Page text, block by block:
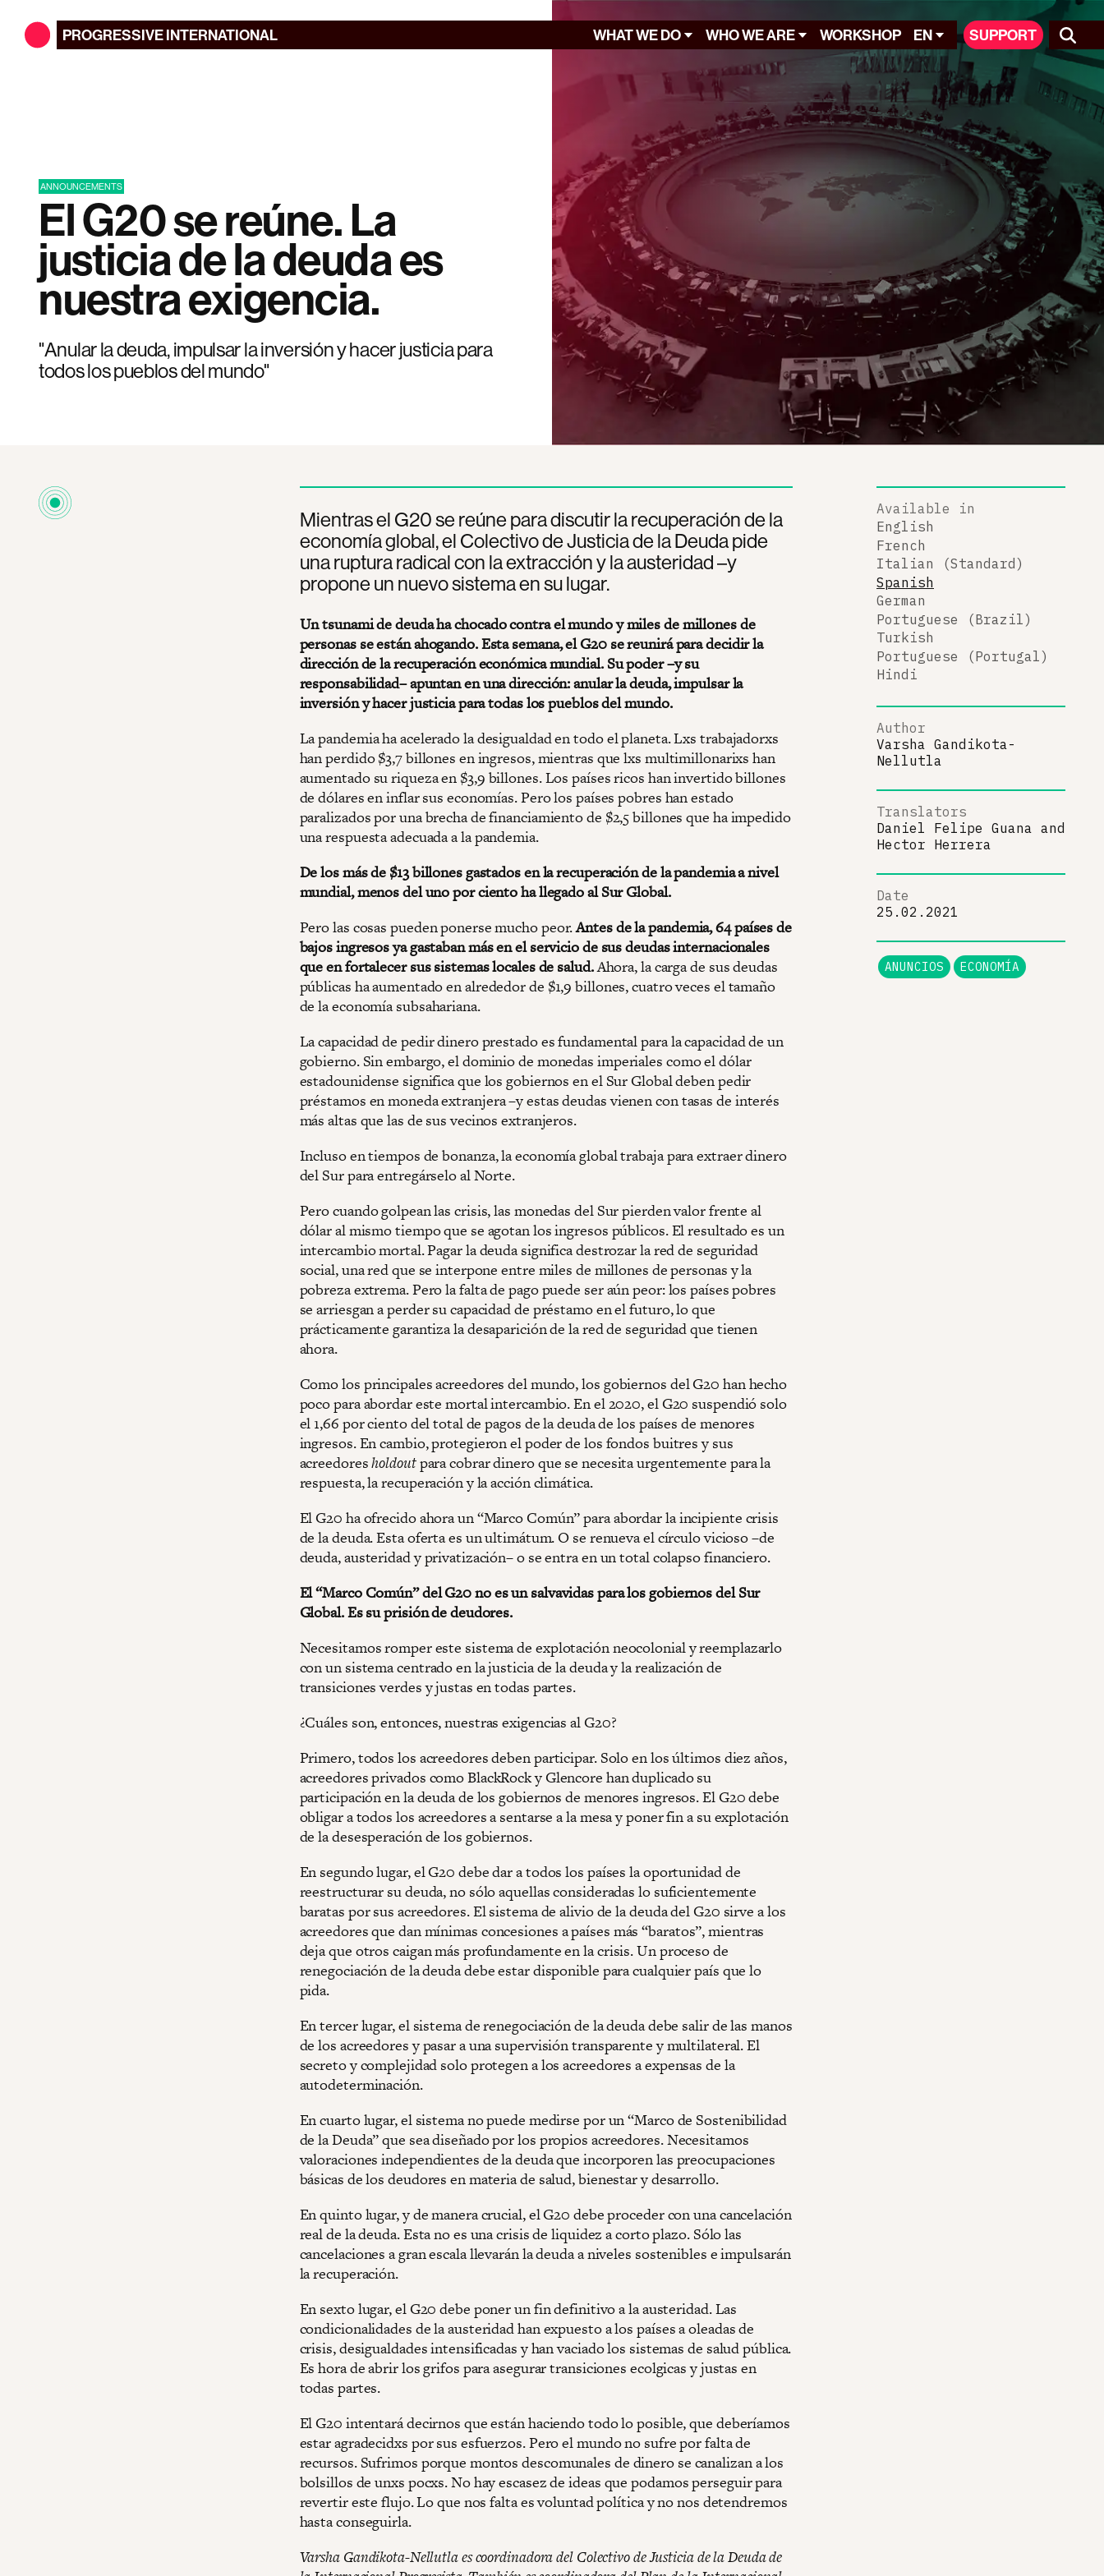
PROGRESSIVEINTERNATIONAL WHAT WE DO WHO WE ARE WORKSHOP EN SUPPORT
ANNOUNCEMENTS
El G20 se reúne. La
justicia de la deuda es
nuestra exigencia.
"Anular la deuda, impulsar la inversión y hacer justicia para
todos los pueblos del mundo"
Mientras el G20 se reúne para discutir la recuperación de la
economía global, el Colectivo de Justicia de la Deuda pide
una ruptura radical con la extracción y la austeridad –y
propone un nuevo sistema en su lugar.
Un tsunami de deuda ha chocado contra el mundo y miles de millones de
personas se están ahogando. Esta semana, el G20 se reunirá para decidir la
dirección de la recuperación económica mundial. Su poder –y su
responsabilidad– apuntan en una dirección: anular la deuda, impulsar la
inversión y hacer justicia para todas los pueblos del mundo.
La pandemia ha acelerado la desigualdad en todo el planeta. Lxs trabajadorxs
han perdido $3,7 billones en ingresos, mientras que lxs multimillonarixs han
aumentado su riqueza en $3,9 billones. Los países ricos han invertido billones
de dólares en inflar sus economías. Pero los países pobres han estado
paralizados por una brecha de financiamiento de $2,5 billones que ha impedido
una respuesta adecuada a la pandemia.
De los más de $13 billones gastados en la recuperación de la pandemia a nivel
mundial, menos del uno por ciento ha llegado al Sur Global.
Pero las cosas pueden ponerse mucho peor.Antes de la pandemia, 64 países de
bajos ingresos ya gastaban más en el servicio de sus deudas internacionales
que en fortalecer sus sistemas locales de salud.Ahora, la carga de sus deudas
públicas ha aumentado en alrededor de $1,9 billones, cuatro veces el tamaño
de la economía subsahariana.
La capacidad de pedir dinero prestado es fundamental para la capacidad de un
gobierno. Sin embargo, el dominio de monedas imperiales como el dólar
estadounidense significa que los gobiernos en el Sur Global deben pedir
préstamos en moneda extranjera –y estas deudas vienen con tasas de interés
más altas que las de sus vecinos extranjeros.
Incluso en tiempos de bonanza, la economía global trabaja para extraer dinero
del Sur para entregárselo al Norte.
Pero cuando golpean las crisis, las monedas del Sur pierden valor frente al
dólar al mismo tiempo que se agotan los ingresos públicos. El resultado es un
intercambio mortal. Pagar la deuda significa destrozar la red de seguridad
social, una red que se interpone entre miles de millones de personas y la
pobreza extrema. Pero la falta de pago puede ser aún peor: los países pobres
se arriesgan a perder su capacidad de préstamo en el futuro, lo que
prácticamente garantiza la desaparición de la red de seguridad que tienen
ahora.
Como los principales acreedores del mundo, los gobiernos del G20 han hecho
poco para abordar este mortal intercambio. En el 2020, el G20 suspendió solo
el 1,66 por ciento del total de pagos de la deuda de los países de menores
ingresos. En cambio, protegieron el poder de los fondos buitres y sus
acreedoresholdoutpara cobrar dinero que se necesita urgentemente para la
respuesta, la recuperación y la acción climática.
El G20 ha ofrecido ahora un “Marco Común” para abordar la incipiente crisis
de la deuda. Esta oferta es un ultimátum. O se renueva el círculo vicioso –de
deuda, austeridad y privatización– o se entra en un total colapso financiero.
El “Marco Común” del G20 no es un salvavidas para los gobiernos del Sur
Global. Es su prisión de deudores.
Necesitamos romper este sistema de explotación neocolonial y reemplazarlo
con un sistema centrado en la justicia de la deuda y la realización de
transiciones verdes y justas en todas partes.
¿Cuáles son, entonces, nuestras exigencias al G20?
Primero, todos los acreedores deben participar. Solo en los últimos diez años,
acreedores privados como BlackRock y Glencore han duplicado su
participación en la deuda de los gobiernos de menores ingresos. El G20 debe
obligar a todos los acreedores a sentarse a la mesa y poner fin a su explotación
de la desesperación de los gobiernos.
En segundo lugar, el G20 debe dar a todos los países la oportunidad de
reestructurar su deuda, no sólo aquellas consideradas lo suficientemente
baratas por sus acreedores. El sistema de alivio de la deuda del G20 sirve a los
acreedores que dan mínimas concesiones a países más “baratos”, mientras
deja que otros caigan más profundamente en la crisis. Un proceso de
renegociación de la deuda debe estar disponible para cualquier país que lo
pida.
En tercer lugar, el sistema de renegociación de la deuda debe salir de las manos
de los acreedores y pasar a una supervisión transparente y multilateral. El
secreto y complejidad solo protegen a los acreedores a expensas de la
autodeterminación.
En cuarto lugar, el sistema no puede medirse por un “Marco de Sostenibilidad
de la Deuda” que sea diseñado por los propios acreedores. Necesitamos
valoraciones independientes de la deuda que incorporen las preocupaciones
básicas de los deudores en materia de salud, bienestar y desarrollo.
En quinto lugar, y de manera crucial, el G20 debe proceder con una cancelación
real de la deuda. Esta no es una crisis de liquidez a corto plazo. Sólo las
cancelaciones a gran escala llevarán la deuda a niveles sostenibles e impulsarán
la recuperación.
En sexto lugar, el G20 debe poner un fin definitivo a la austeridad. Las
condicionalidades de la austeridad han expuesto a los países a oleadas de
crisis, desigualdades intensificadas y han vaciado los sistemas de salud pública.
Es hora de abrir los grifos para asegurar transiciones ecolgicas y justas en
todas partes.
El G20 intentará decirnos que están haciendo todo lo posible, que deberíamos
estar agradecidxs por sus esfuerzos. Pero el mundo no sufre por falta de
recursos. Sufrimos porque montos descomunales de dinero se canalizan a los
bolsillos de unxs pocxs. No hay escasez de ideas que podamos perseguir para
revertir este flujo. Lo que nos falta es voluntad política y no nos detendremos
hasta conseguirla.
Varsha Gandikota-Nellutla es coordinadora del Colectivo de Justicia de la Deuda de
Available in
English
French
Italian (Standard)
Spanish
German
Portuguese (Brazil)
Turkish
Portuguese (Portugal)
Hindi
Author
Varsha Gandikota-
Nellutla
Translators
Daniel Felipe Guana and
Hector Herrera
Date
25.02.2021
ANUNCIOS ECONOMÍA